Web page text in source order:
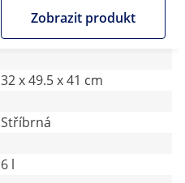
Zobrazit produkt
32 x 49.5 x 41 cm
Stříbrná
6 l